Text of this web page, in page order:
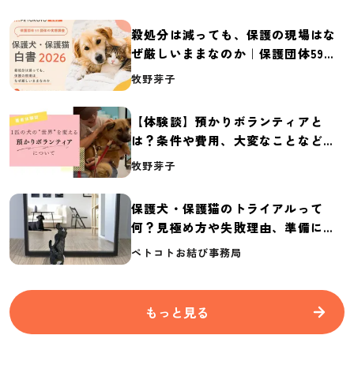
殺処分は減っても、保護の現場はな
ぜ厳しいままなのか｜保護団体59団
体の実態調査【保護犬・保護猫白書
牧野芽子
【体験談】預かりボランティアと
は？条件や費用、大変なことなど紹
介
牧野芽子
保護犬・保護猫のトライアルって
何？見極め方や失敗理由、準備に必
要なものを紹介
ペトコトお結び事務局
もっと見る